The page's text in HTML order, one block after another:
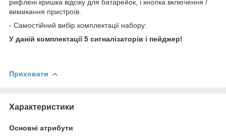
рифлені кришка відсіку для батарейок, і кнопка включення /
вимикання пристроїв.
- Самостійний вибір комплектації набору:
У даній комплектації 5 сигналізаторів і пейджер!
Приховати
Характеристики
Основні атрибути